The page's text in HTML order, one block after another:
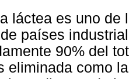
láctea es uno de
países
90% del
eliminada como